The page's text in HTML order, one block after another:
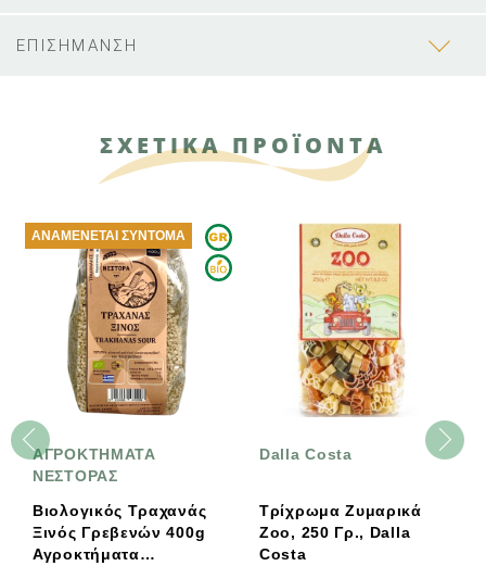
ΕΠΙΣΗΜΑΝΣΗ
ΣΧΕΤΙΚΑ ΠΡΟΪΟΝΤΑ
ΑΓΡΟΚΤΗΜΑΤΑ
ΝΕΣΤΟΡΑΣ
Βιολογικός Τραχανάς
Ξινός Γρεβενών 400g
Αγροκτήματα
ΑΝΑΜΈΝΕΤΑΙ ΣΎΝΤΟΜΑ
Dalla Costa
Τρίχρωμα Ζυμαρικά
Zoo, 250 Γρ., Dalla
Costa